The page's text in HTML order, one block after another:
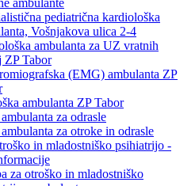
ambulante
pediatrična kardiološka
Vošnjakova ulica 2-4
ambulanta za UZ vratnih
ZP Tabor
(EMG) ambulanta ZP
ambulanta ZP Tabor
za odrasle
za otroke in odrasle
in mladostniško psihiatrijo -
za otroško in mladostniško